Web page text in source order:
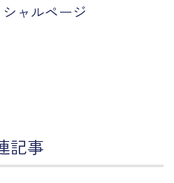
ャルページ
記事